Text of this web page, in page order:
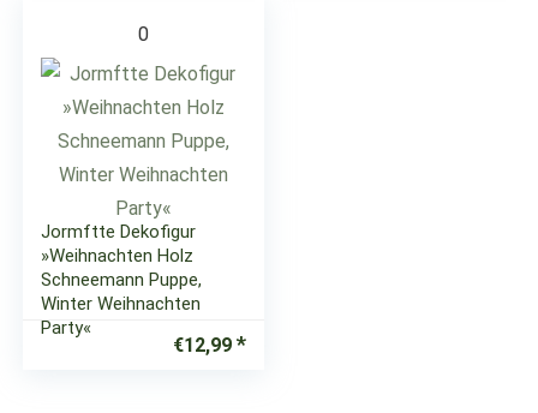
0
Jormftte Dekofigur
»Weihnachten Holz
Schneemann Puppe,
Winter Weihnachten
Party«
€12,99